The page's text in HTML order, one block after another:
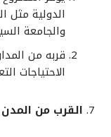
الدولية مثل
والجامعة
قربه من
الاحتياجات
القرب من